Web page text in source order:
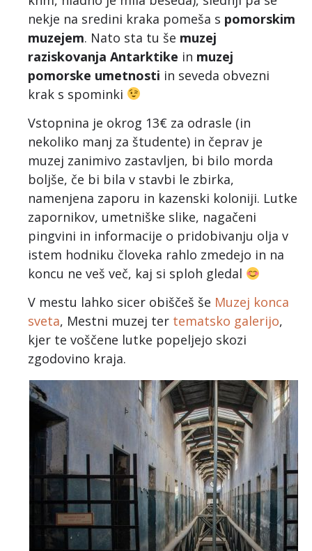
nekje na sredini kraka pomeša s pomorskim
muzejem. Nato sta tu še muzej
raziskovanja Antarktike in muzej
pomorske umetnosti in seveda obvezni
krak s spominki
Vstopnina je okrog 13€ za odrasle (in
nekoliko manj za študente) in čeprav je
muzej zanimivo zastavljen, bi bilo morda
boljše, če bi bila v stavbi le zbirka,
namenjena zaporu in kazenski koloniji. Lutke
zapornikov, umetniške slike, nagačeni
pingvini in informacije o pridobivanju olja v
istem hodniku človeka rahlo zmedejo in na
koncu ne veš več, kaj si sploh gledal
V mestu lahko sicer obiščeš še Muzej konca
sveta, Mestni muzej ter tematsko galerijo,
kjer te voščene lutke popeljejo skozi
zgodovino kraja.